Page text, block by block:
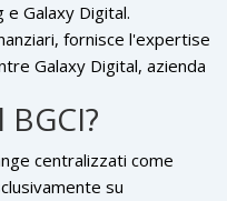
e Galaxy Digital.
fornisce l'expertise
Galaxy Digital, azienda
di governance e sulla
completamente pubblici,
specialistico.
centralizzati come
su